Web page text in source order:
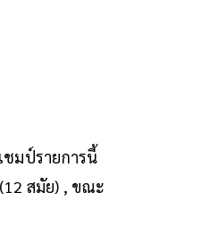
มป์รายการนี้
สมัย) , ขณะ